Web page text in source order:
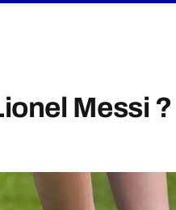
Messi ?